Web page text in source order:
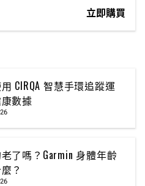
立即購買
CIRQA 智慧手環追蹤運
數據
了嗎？Garmin 身體年齡
？